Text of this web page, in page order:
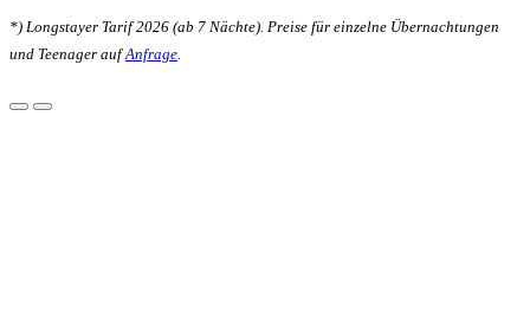
*) Longstayer Tarif 2026 (ab 7 Nächte). Preise für einzelne Übernachtungen
und Teenager aufAnfrage